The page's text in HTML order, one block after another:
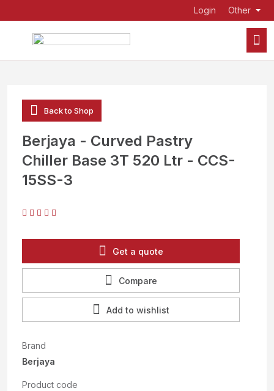
Login Other
Back to Shop
Berjaya - Curved Pastry
Chiller Base 3T 520 Ltr - CCS-
15SS-3
Get a quote
Compare
Add to wishlist
Brand
Berjaya
Product code